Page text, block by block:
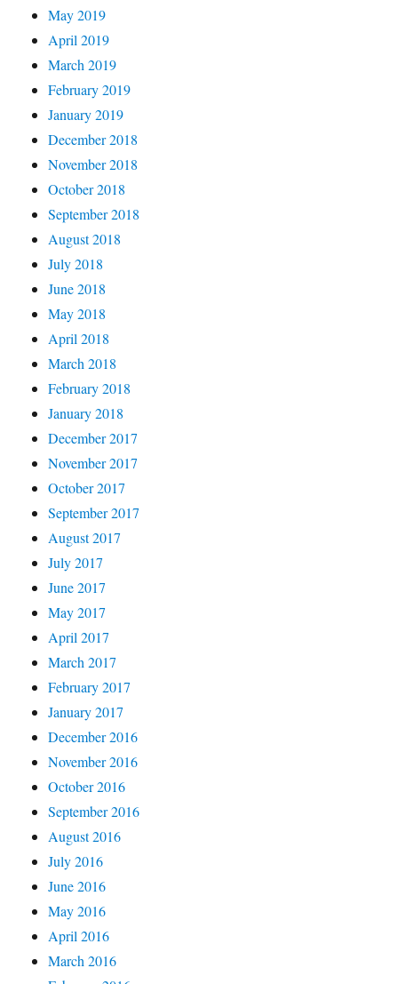
May 2019
April 2019
March 2019
February 2019
January 2019
December 2018
November 2018
October 2018
September 2018
August 2018
July 2018
June 2018
May 2018
April 2018
March 2018
February 2018
January 2018
December 2017
November 2017
October 2017
September 2017
August 2017
July 2017
June 2017
May 2017
April 2017
March 2017
February 2017
January 2017
December 2016
November 2016
October 2016
September 2016
August 2016
July 2016
June 2016
May 2016
April 2016
March 2016